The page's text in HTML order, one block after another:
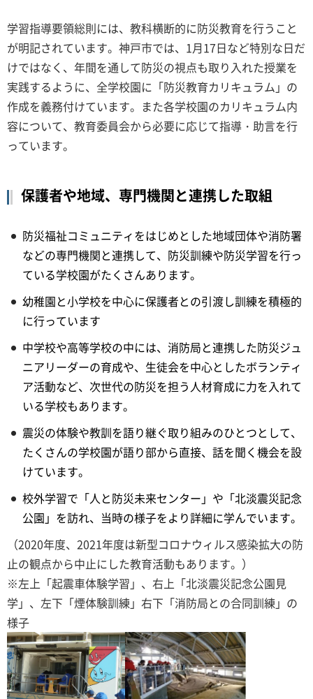
学習指導要領総則には、教科横断的に防災教育を行うこと
が明記されています。神戸市では、1月17日など特別な日だ
けではなく、年間を通して防災の視点も取り入れた授業を
実践するように、全学校園に「防災教育カリキュラム」の
作成を義務付けています。また各学校園のカリキュラム内
容について、教育委員会から必要に応じて指導・助言を行
っています。
保護者や地域、専門機関と連携した取組
防災福祉コミュニティをはじめとした地域団体や消防署
などの専門機関と連携して、防災訓練や防災学習を行っ
ている学校園がたくさんあります。
幼稚園と小学校を中心に保護者との引渡し訓練を積極的
に行っています
中学校や高等学校の中には、消防局と連携した防災ジュ
ニアリーダーの育成や、生徒会を中心としたボランティ
ア活動など、次世代の防災を担う人材育成に力を入れて
いる学校もあります。
震災の体験や教訓を語り継ぐ取り組みのひとつとして、
たくさんの学校園が語り部から直接、話を聞く機会を設
けています。
校外学習で「人と防災未来センター」や「北淡震災記念
公園」を訪れ、当時の様子をより詳細に学んでいます。
（2020年度、2021年度は新型コロナウィルス感染拡大の防
止の観点から中止にした教育活動もあります。）
※左上「起震車体験学習」、右上「北淡震災記念公園見
学」、左下「煙体験訓練」右下「消防局との合同訓練」の
様子